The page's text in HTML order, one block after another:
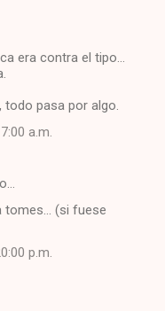
era contra el tipo...
todo pasa por algo.
a.m.
tomes... (si fuese
p.m.